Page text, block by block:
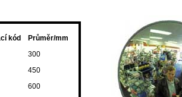
kód
Průměr/mm
300
450
600